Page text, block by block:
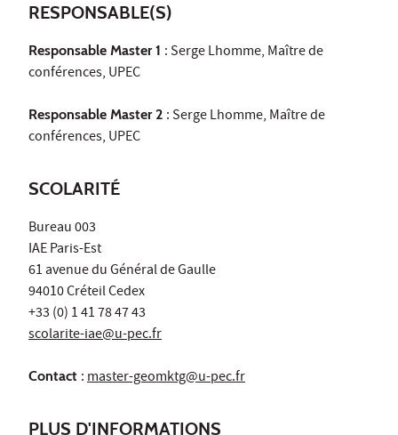
RESPONSABLE(S)
Responsable Master 1 : Serge Lhomme, Maître de
conférences, UPEC
Responsable Master 2 : Serge Lhomme, Maître de
conférences, UPEC
SCOLARITÉ
Bureau 003
IAE Paris-Est
61 avenue du Général de Gaulle
94010 Créteil Cedex
+33 (0) 1 41 78 47 43
scolarite-iae@u-pec.fr
Contact :master-geomktg@u-pec.fr
PLUS D'INFORMATIONS